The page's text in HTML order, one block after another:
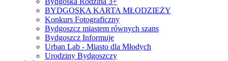
BYDGOSKA KARTA MŁODZIEŻY
Konkurs Fotograficzny
Bydgoszcz miastem równych szans
Bydgoszcz Informuje
Urban Lab - Miasto dla Młodych
Urodziny Bydgoszczy